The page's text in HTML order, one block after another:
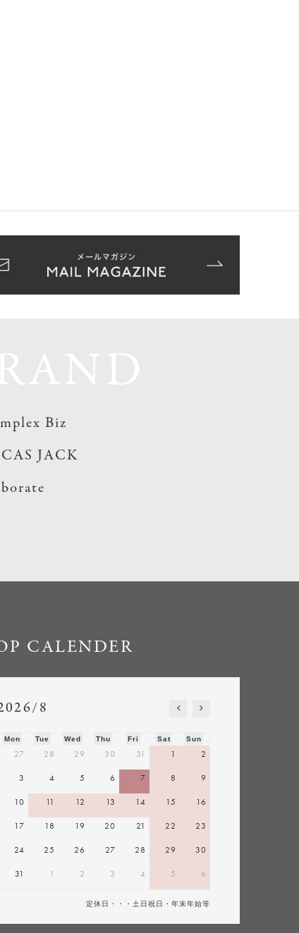
Biz
JACK
CALENDER
8
Mon Tue Wed Thu Fri Sat Sun
27 28 29 30 31 1 2
3 4 5 6 7 8 9
10 11 12 13 14 15 16
17 18 19 20 21 22 23
24 25 26 27 28 29 30
31 1 2 3 4 5 6
定休日・・・土日祝日・年末年始等